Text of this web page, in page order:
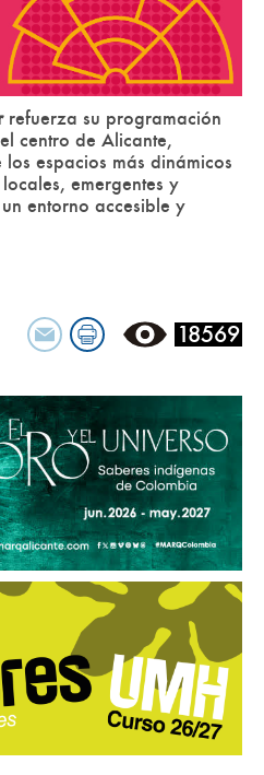
refuerza su programación
centro de Alicante,
espacios más dinámicos
emergentes y
entorno accesible y
18569